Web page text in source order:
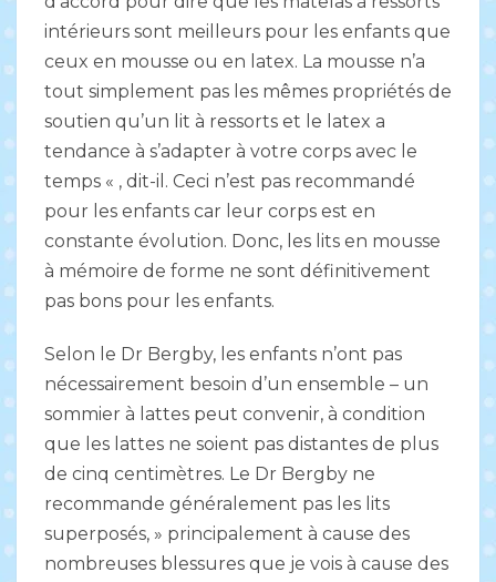
intérieurs sont meilleurs pour les enfants que
ceux en mousse ou en latex. La mousse n’a
tout simplement pas les mêmes propriétés de
soutien qu’un lit à ressorts et le latex a
tendance à s’adapter à votre corps avec le
temps « , dit-il. Ceci n’est pas recommandé
pour les enfants car leur corps est en
constante évolution. Donc, les lits en mousse
à mémoire de forme ne sont définitivement
pas bons pour les enfants.
Selon le Dr Bergby, les enfants n’ont pas
nécessairement besoin d’un ensemble – un
sommier à lattes peut convenir, à condition
que les lattes ne soient pas distantes de plus
de cinq centimètres. Le Dr Bergby ne
recommande généralement pas les lits
superposés, » principalement à cause des
nombreuses blessures que je vois à cause des